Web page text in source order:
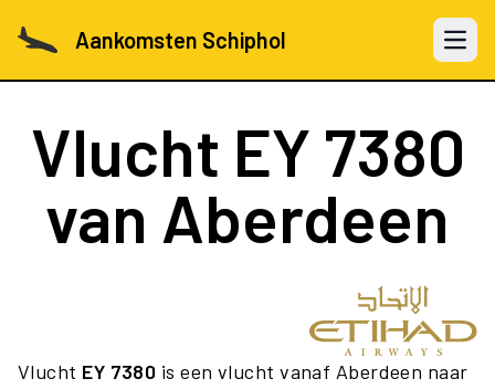
Aankomsten Schiphol Open
Vlucht EY 7380
van Aberdeen
Vlucht EY 7380 is een vlucht vanaf Aberdeen naar